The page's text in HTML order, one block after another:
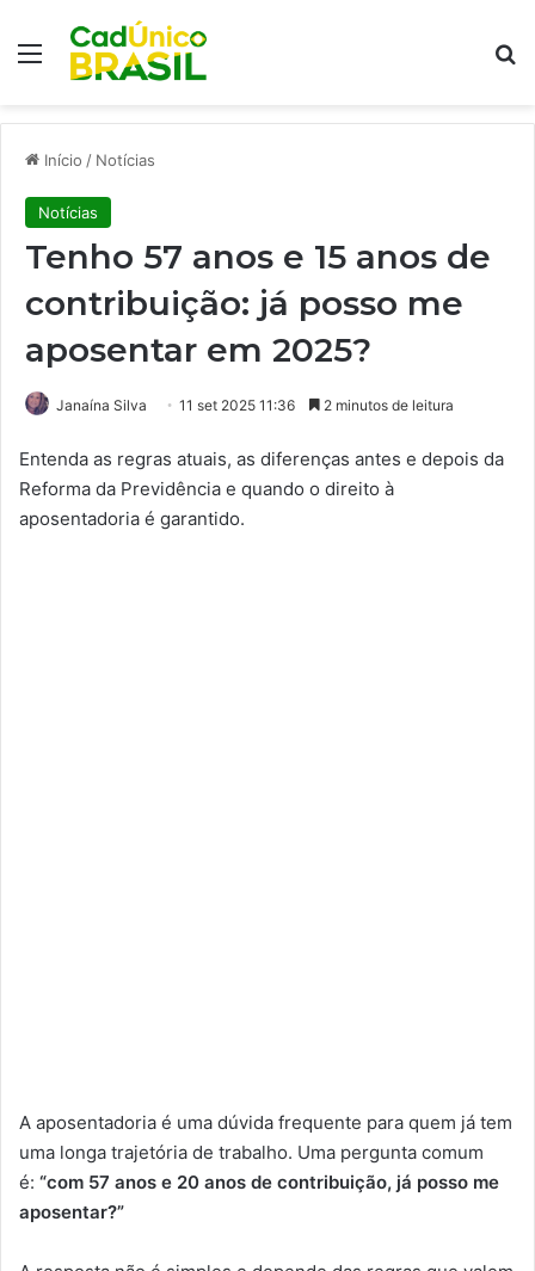
Menu
Início / Notícias
Notícias
Tenho 57 anos e 15 anos de
contribuição: já posso me
aposentar em 2025?
Janaína Silva 11 set 2025 11:36 2 minutos de leitura
Entenda as regras atuais, as diferenças antes e depois da
Reforma da Previdência e quando o direito à
aposentadoria é garantido.
A aposentadoria é uma dúvida frequente para quem já tem
uma longa trajetória de trabalho. Uma pergunta comum
é: “com 57 anos e 20 anos de contribuição, já posso me
aposentar?”